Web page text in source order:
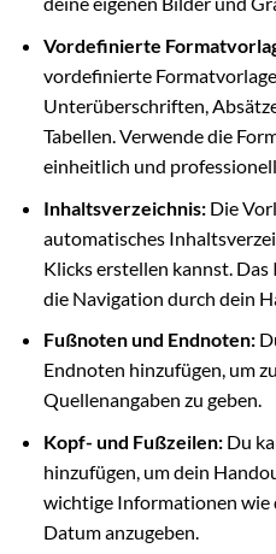
Vordefinierte
vordefinierte
Unterüberschriften,
Tabellen. Verwende die
einheitlich und
Inhaltsverzeichnis:Die
automatisches
Klicks erstellen kannst.
die Navigation durch dein
Fußnoten und Endnoten:
Endnoten hinzufügen, um
Quellenangaben zu geben.
Kopf- und Fußzeilen:Du
hinzufügen, um dein
wichtige Informationen wie
Datum anzugeben.